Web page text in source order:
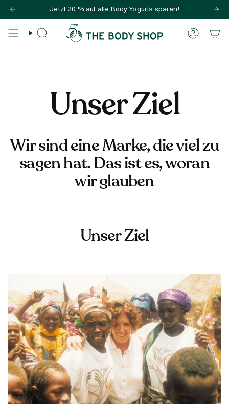
Inhalt
SUCHE KONTO
Jetzt 20 % auf alle Body Yogurts sparen!
Unser Ziel
Wir sind eine Marke, die viel zu
sagen hat. Das ist es, woran
wir glauben
Unser Ziel